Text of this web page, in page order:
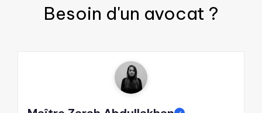
Besoin d'un avocat ?